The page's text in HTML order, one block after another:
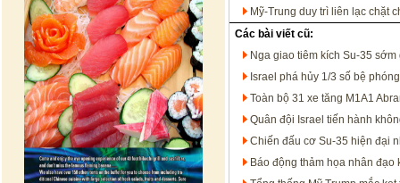
Mỹ-Trung duy trì liên lạc chặt
Các bài viết cũ:
Nga giao tiêm kích Su-35
Israel phá hủy 1/3 số bệ
Toàn bộ 31 xe tăng M1A1
Quân đội Israel tiến hành
Chiến đấu cơ Su-35 hiện đại
Báo động thảm họa nhân đạo